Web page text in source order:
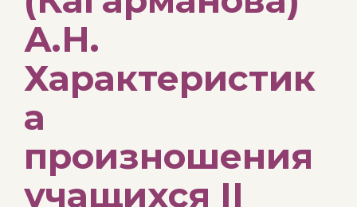
А.Н.
Характеристик
а
произношения
учащихся II